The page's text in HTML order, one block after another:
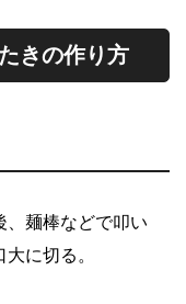
きの作り方
、麺棒などで叩い
に切る。